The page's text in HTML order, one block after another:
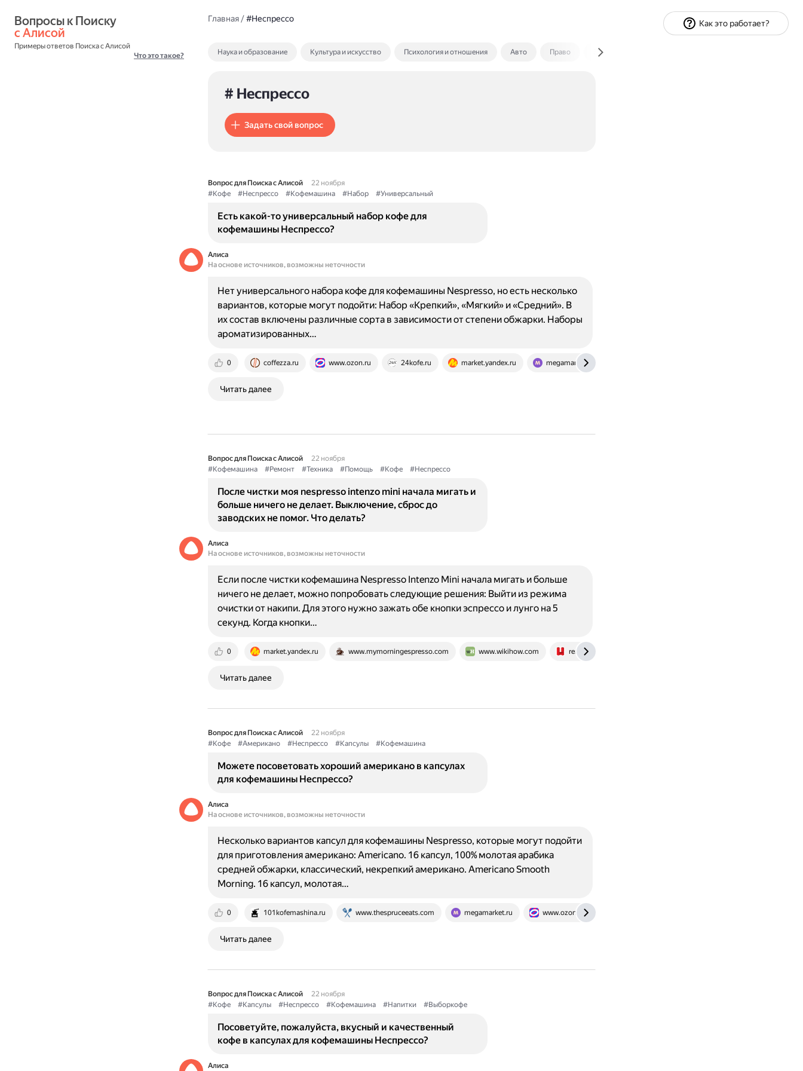
с Алисой
Примеры ответов Поиска с Алисой
Что это такое?
Главная/#Неспрессо
Наука и образование Культура и искусство Психология и отношения Авто Право Экономика и финансы
# Неспрессо
Задать свой вопрос
Вопрос для Поиска с Алисой
22 ноября
#Кофе
#Неспрессо #Кофемашина #Набор #Универсальный
Есть какой-то универсальный набор кофе для
кофемашины Неспрессо?
Алиса
На основе источников, возможны неточности
0 coffezza.ru www.ozon.ru 24kofe.ru market.yandex.ru megamarket.ru
Нет универсального набора кофе для кофемашины Nespresso, но есть несколько
вариантов, которые могут подойти: Набор «Крепкий», «Мягкий» и «Средний». В
их состав включены различные сорта в зависимости от степени обжарки. Наборы
ароматизированных…
Читать далее
Вопрос для Поиска с Алисой
22 ноября
#Кофемашина
#Ремонт #Техника #Помощь #Кофе #Неспрессо
После чистки моя nespresso intenzo mini начала мигать и
больше ничего не делает. Выключение, сброс до
заводских не помог. Что делать?
Алиса
На основе источников, возможны неточности
0 market.yandex.ru www.mymorningespresso.com www.wikihow.com remont77msk.ru
Если после чистки кофемашина Nespresso Intenzo Mini начала мигать и больше
ничего не делает, можно попробовать следующие решения: Выйти из режима
очистки от накипи. Для этого нужно зажать обе кнопки эспрессо и лунго на 5
секунд. Когда кнопки…
Читать далее
Вопрос для Поиска с Алисой
22 ноября
#Кофе
#Американо #Неспрессо #Капсулы #Кофемашина
Можете посоветовать хороший американо в капсулах
для кофемашины Неспрессо?
Алиса
На основе источников, возможны неточности
0 101kofemashina.ru www.thespruceeats.com megamarket.ru www.ozon.ru
Несколько вариантов капсул для кофемашины Nespresso, которые могут подойти
для приготовления американо: Americano. 16 капсул, 100% молотая арабика
средней обжарки, классический, некрепкий американо. Americano Smooth
Morning. 16 капсул, молотая…
Читать далее
Вопрос для Поиска с Алисой
22 ноября
#Кофе
#Капсулы #Неспрессо #Кофемашина #Напитки #Выборкофе
Посоветуйте, пожалуйста, вкусный и качественный
кофе в капсулах для кофемашины Неспрессо?
Алиса
Как это работает?